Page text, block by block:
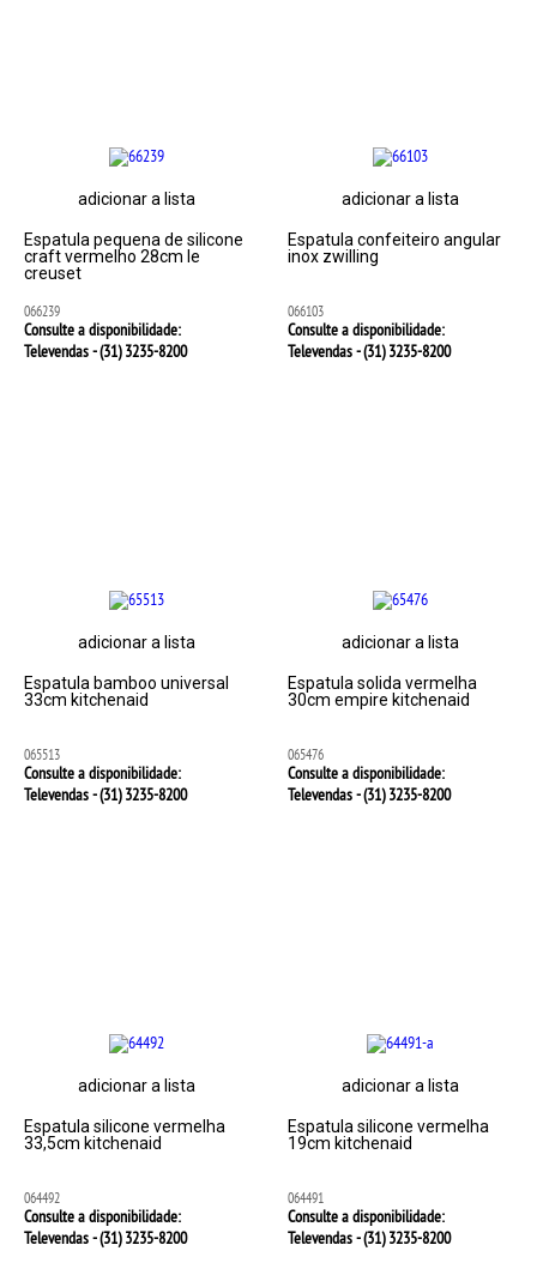
adicionar a lista
Espatula pequena de silicone
craft vermelho 28cm le
creuset
066239
Consulte a disponibilidade:
Televendas - (31)3235-8200
adicionar a lista
Espatula confeiteiro angular
inox zwilling
066103
Consulte a disponibilidade:
Televendas - (31)3235-8200
adicionar a lista
Espatula bamboo universal
33cm kitchenaid
065513
Consulte a disponibilidade:
Televendas - (31)3235-8200
adicionar a lista
Espatula solida vermelha
30cm empire kitchenaid
065476
Consulte a disponibilidade:
Televendas - (31)3235-8200
adicionar a lista
Espatula silicone vermelha
33,5cm kitchenaid
064492
Consulte a disponibilidade:
Televendas - (31)3235-8200
adicionar a lista
Espatula silicone vermelha
19cm kitchenaid
064491
Consulte a disponibilidade:
Televendas - (31)3235-8200